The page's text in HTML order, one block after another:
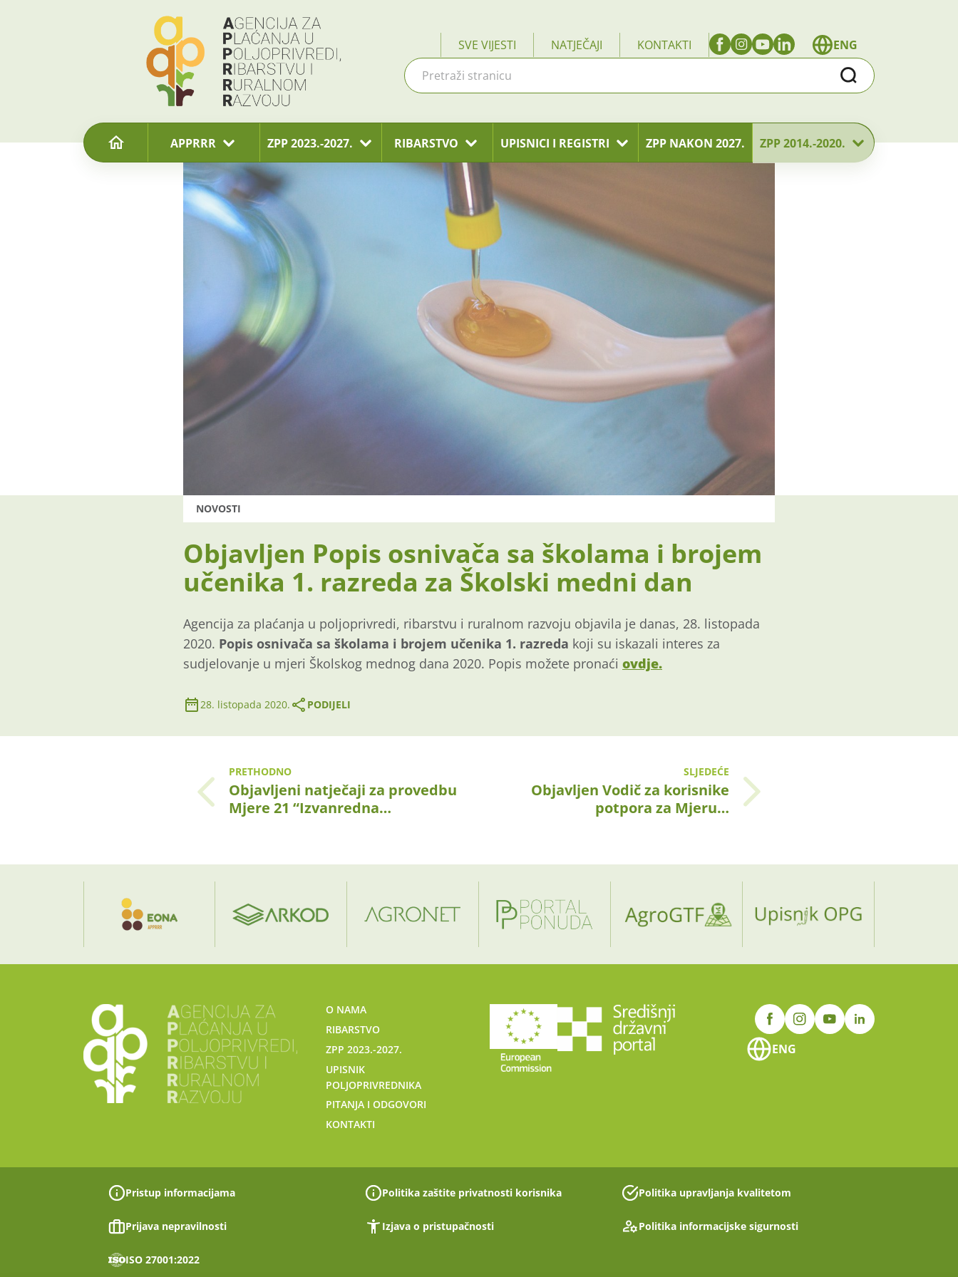
SVE VIJESTI NATJEČAJI KONTAKTI
ENG
Traži
APPRRR ZPP 2023.-2027. RIBARSTVO UPISNICI I REGISTRI ZPP NAKON 2027. ZPP 2014.-2020.
NOVOSTI
Objavljen Popis osnivača sa školama i brojem
učenika 1. razreda za Školski medni dan
Agencija za plaćanja u poljoprivredi, ribarstvu i ruralnom razvoju objavila je danas, 28. listopada
2020. Popis osnivača sa školama i brojem učenika 1. razreda koji su iskazali interes za
sudjelovanje u mjeri Školskog mednog dana 2020. Popis možete pronaći ovdje.
28. listopada 2020. PODIJELI
PRETHODNO
Objavljeni natječaji za provedbu
Mjere 21 “Izvanredna…
SLJEDEĆE
Objavljen Vodič za korisnike
potpora za Mjeru…
O NAMA
RIBARSTVO
ZPP 2023.-2027.
UPISNIK
POLJOPRIVREDNIKA
PITANJA I ODGOVORI
KONTAKTI
ENG
Pristup informacijama Politika zaštite privatnosti korisnika Politika upravljanja kvalitetom
Prijava nepravilnosti Izjava o pristupačnosti Politika informacijske sigurnosti
ISO 27001:2022